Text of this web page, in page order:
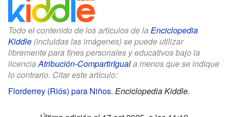
Todo el contenido de los artículos de la Enciclopedia
Kiddle (incluidas las imágenes) se puede utilizar
libremente para fines personales y educativos bajo la
licenciaAtribución-CompartirIguala menos que se indique
lo contrario. Citar este artículo:
Florderrey (Riós) para Niños. Enciclopedia Kiddle.